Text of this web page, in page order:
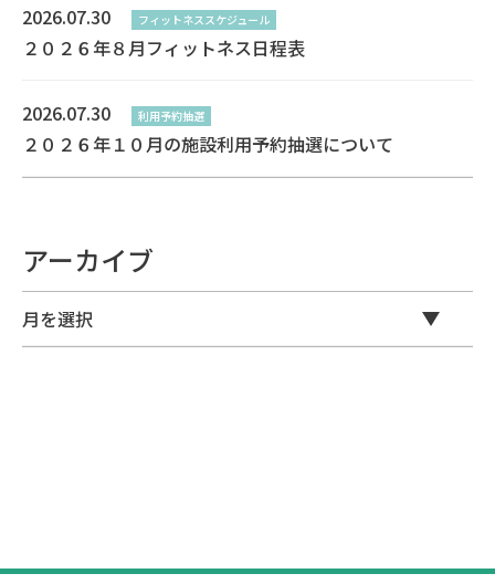
2026.07.30 フィットネススケジュール
２０２６年８月フィットネス日程表
2026.07.30 利用予約抽選
２０２６年１０月の施設利用予約抽選について
アーカイブ